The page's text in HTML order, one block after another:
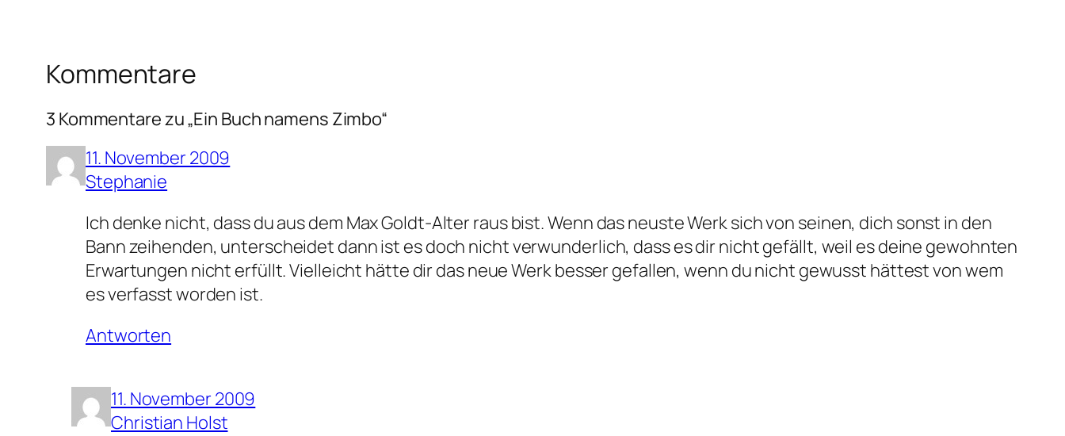
Kommentare
3 Kommentare zu „Ein Buch namens Zimbo“
11. November 2009
Stephanie
Ich denke nicht, dass du aus dem Max Goldt-Alter raus bist. Wenn das neuste Werk sich von seinen, dich sonst in den
Bann zeihenden, unterscheidet dann ist es doch nicht verwunderlich, dass es dir nicht gefällt, weil es deine gewohnten
Erwartungen nicht erfüllt. Vielleicht hätte dir das neue Werk besser gefallen, wenn du nicht gewusst hättest von wem
es verfasst worden ist.
Antworten
11. November 2009
Christian Holst